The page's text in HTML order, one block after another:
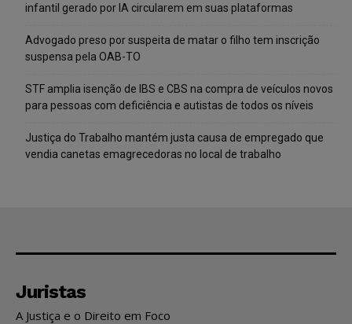
infantil gerado por IA circularem em suas plataformas
Advogado preso por suspeita de matar o filho tem inscrição
suspensa pela OAB-TO
STF amplia isenção de IBS e CBS na compra de veículos novos
para pessoas com deficiência e autistas de todos os níveis
Justiça do Trabalho mantém justa causa de empregado que
vendia canetas emagrecedoras no local de trabalho
Juristas
A Justiça e o Direito em Foco